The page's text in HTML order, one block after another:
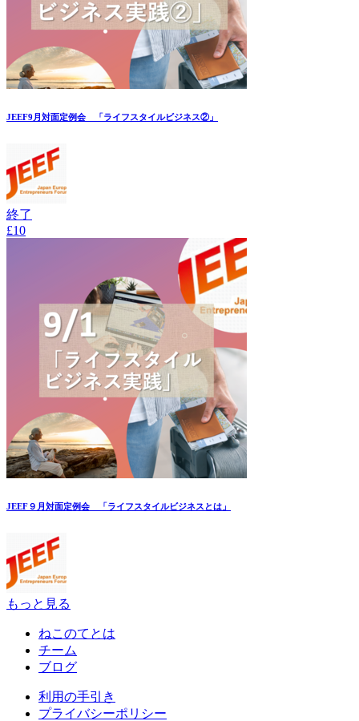
JEEF9月対面定例会 「ライフスタイルビジネス②」
終了
£10
JEEF９月対面定例会 「ライフスタイルビジネスとは」
もっと見る
ねこのてとは
チーム
ブログ
利用の手引き
プライバシーポリシー